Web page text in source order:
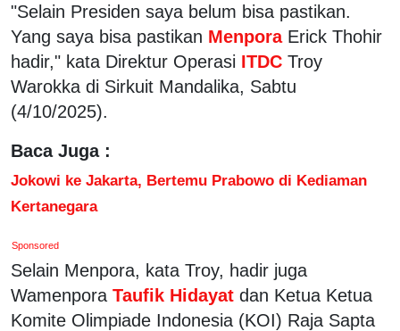
"Selain Presiden saya belum bisa pastikan.
Yang saya bisa pastikan Menpora Erick Thohir
hadir," kata Direktur Operasi ITDC Troy
Warokka di Sirkuit Mandalika, Sabtu
(4/10/2025).
Baca Juga :
Jokowi ke Jakarta, Bertemu Prabowo di Kediaman
Kertanegara
Sponsored
Selain Menpora, kata Troy, hadir juga
Wamenpora Taufik Hidayat dan Ketua Ketua
Komite Olimpiade Indonesia (KOI) Raja Sapta